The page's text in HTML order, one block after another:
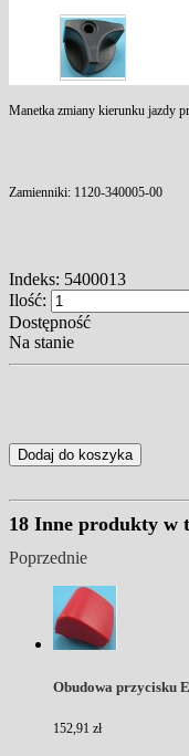
Manetka zmiany kierunku jazdy
Zamienniki: 1120-340005-00
Indeks: 5400013
Ilość:
Dostępność
Na stanie
Dodaj do koszyka
18 Inne produkty w
Poprzednie
Obudowa przycisku
152,91 zł